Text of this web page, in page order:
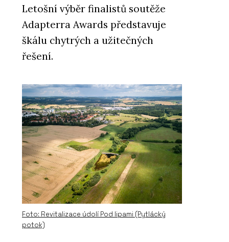
Letošní výběr finalistů soutěže
Adapterra Awards představuje
škálu chytrých a užitečných
řešení.
Foto: Revitalizace údolí Pod lipami (Pytlácký
potok)